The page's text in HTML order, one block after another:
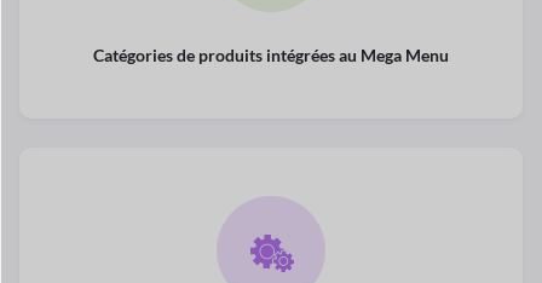
Catégories de produits intégrées au Mega Menu